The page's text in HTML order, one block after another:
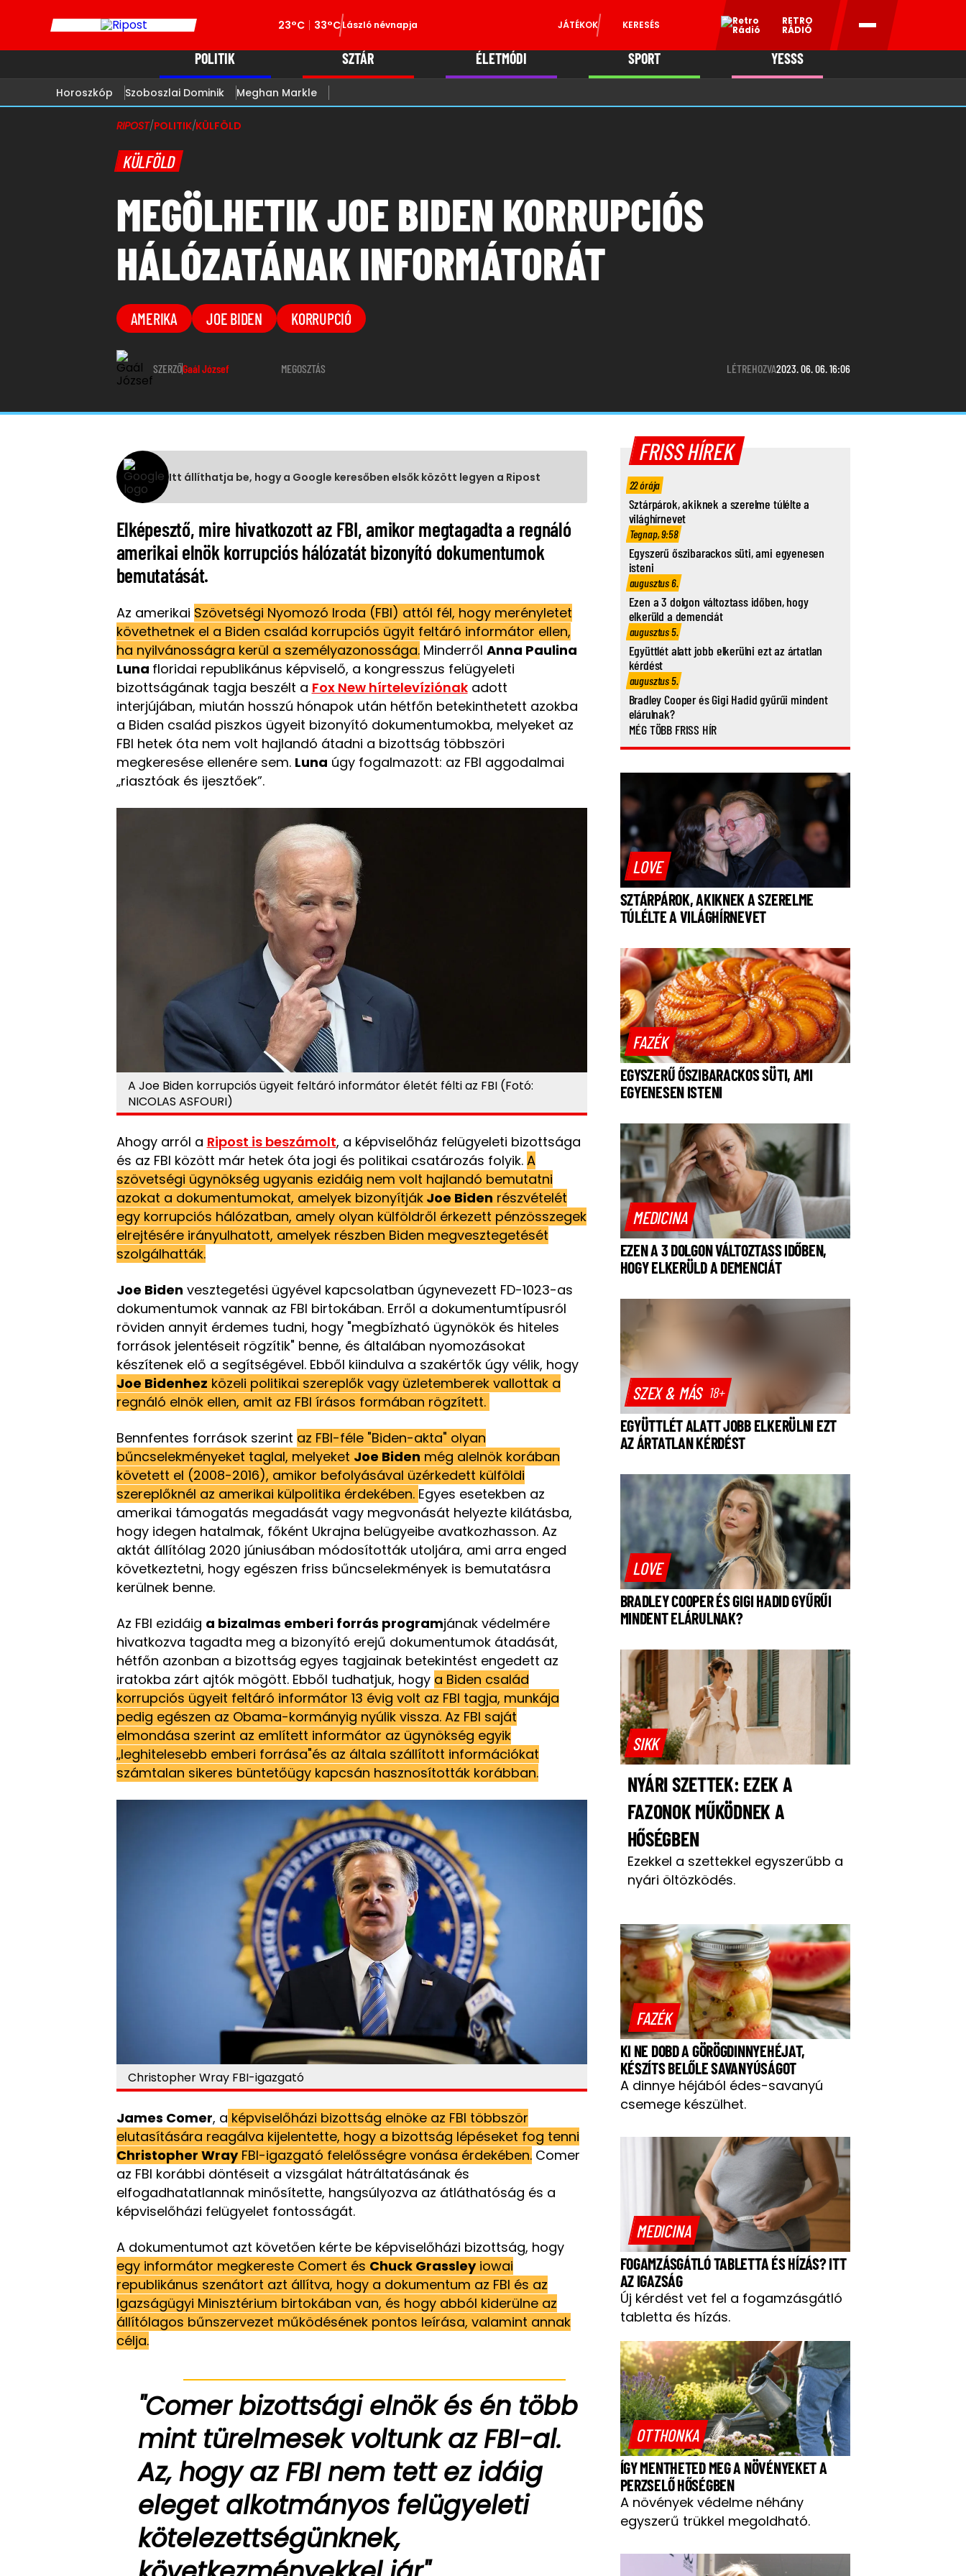
23°C 33°CLászló névnapja JÁTÉKOK KERESÉS RETRO
RÁDIÓ
POLITIK SZTÁR ÉLETMÓDI SPORT YESSS
Horoszkóp Szoboszlai Dominik Meghan Markle
RIPOST/POLITIK/KÜLFÖLD
KÜLFÖLD
MEGÖLHETIK JOE BIDEN KORRUPCIÓS
HÁLÓZATÁNAK INFORMÁTORÁT
AMERIKA JOE BIDEN KORRUPCIÓ
SZERZŐGaál József MEGOSZTÁS LÉTREHOZVA2023. 06. 06. 16:06
Itt állíthatja be, hogy a Google keresőben elsők között legyen a Ripost
Elképesztő, mire hivatkozott az FBI, amikor megtagadta a regnáló
amerikai elnök korrupciós hálózatát bizonyító dokumentumok
bemutatását.
Az amerikai Szövetségi Nyomozó Iroda (FBI) attól fél, hogy merényletet
követhetnek el a Biden család korrupciós ügyit feltáró informátor ellen,
ha nyilvánosságra kerül a személyazonossága.Minderről Anna Paulina
Luna floridai republikánus képviselő, a kongresszus felügyeleti
bizottságának tagja beszélt a Fox New hírtelevíziónakadott
interjújában, miután hosszú hónapok után hétfőn betekinthetett azokba
a Biden család piszkos ügyeit bizonyító dokumentumokba, melyeket az
FBI hetek óta nem volt hajlandó átadni a bizottság többszöri
megkeresése ellenére sem. Luna úgy fogalmazott: az FBI aggodalmai
„riasztóak és ijesztőek”.
A Joe Biden korrupciós ügyeit feltáró informátor életét félti az FBI (Fotó:
NICOLAS ASFOURI)
Ahogy arról a Ripost is beszámolt, a képviselőház felügyeleti bizottsága
és az FBI között már hetek óta jogi és politikai csatározás folyik. A
szövetségi ügynökség ugyanis ezidáig nem volt hajlandó bemutatni
azokat a dokumentumokat, amelyek bizonyítjákJoe Biden részvételét
egy korrupciós hálózatban, amely olyan külföldről érkezett pénzösszegek
elrejtésére irányulhatott, amelyek részben Biden megvesztegetését
szolgálhatták.
Joe Biden vesztegetési ügyével kapcsolatban úgynevezett FD-1023-as
dokumentumok vannak az FBI birtokában. Erről a dokumentumtípusról
röviden annyit érdemes tudni, hogy "megbízható ügynökök és hiteles
források jelentéseit rögzítik" benne, és általában nyomozásokat
készítenek elő a segítségével. Ebből kiindulva a szakértők úgy vélik, hogy
Joe Bidenhez közeli politikai szereplők vagy üzletemberek vallottak a
regnáló elnök ellen, amit az FBI írásos formában rögzített.
Bennfentes források szerint az FBI-féle "Biden-akta" olyan
bűncselekményeket taglal, melyeket Joe Biden még alelnök korában
követett el (2008-2016), amikor befolyásával üzérkedett külföldi
szereplőknél az amerikai külpolitika érdekében. Egyes esetekben az
amerikai támogatás megadását vagy megvonását helyezte kilátásba,
hogy idegen hatalmak, főként Ukrajna belügyeibe avatkozhasson. Az
aktát állítólag 2020 júniusában módosították utoljára, ami arra enged
következtetni, hogy egészen friss bűncselekmények is bemutatásra
kerülnek benne.
Az FBI ezidáig a bizalmas emberi forrás programjának védelmére
hivatkozva tagadta meg a bizonyító erejű dokumentumok átadását,
hétfőn azonban a bizottság egyes tagjainak betekintést engedett az
iratokba zárt ajtók mögött. Ebből tudhatjuk, hogy a Biden család
korrupciós ügyeit feltáró informátor 13 évig volt az FBI tagja, munkája
pedig egészen az Obama-kormányig nyúlik vissza. Az FBI saját
elmondása szerint az említett informátor az ügynökség egyik
„leghitelesebb emberi forrása"és az általa szállított információkat
számtalan sikeres büntetőügy kapcsán hasznosították korábban.
Christopher Wray FBI-igazgató
James Comer, a képviselőházi bizottság elnöke az FBI többször
elutasítására reagálva kijelentette, hogy a bizottság lépéseket fog tenni
Christopher WrayFBI-igazgató felelősségre vonása érdekében.Comer
az FBI korábbi döntéseit a vizsgálat hátráltatásának és
elfogadhatatlannak minősítette, hangsúlyozva az átláthatóság és a
képviselőházi felügyelet fontosságát.
A dokumentumot azt követően kérte be képviselőházi bizottság, hogy
egy informátor megkereste Comert és Chuck Grassleyiowai
republikánus szenátort azt állítva, hogy a dokumentum az FBI és az
Igazságügyi Minisztérium birtokában van, és hogy abból kiderülne az
állítólagos bűnszervezet működésének pontos leírása, valamint annak
célja.
"Comer bizottsági elnök és én több
mint türelmesek voltunk az FBI-al.
Az, hogy az FBI nem tett ez idáig
eleget alkotmányos felügyeleti
kötelezettségünknek,
FRISS HÍREK
22 órája
Sztárpárok, akiknek a szerelme túlélte a
világhírnevet
Tegnap, 9:58
Egyszerű őszibarackos süti, ami egyenesen
isteni
augusztus 6.
Ezen a 3 dolgon változtass időben, hogy
elkerüld a demenciát
augusztus 5.
Együttlét alatt jobb elkerülni ezt az ártatlan
kérdést
augusztus 5.
Bradley Cooper és Gigi Hadid gyűrűi mindent
elárulnak?
MÉG TÖBB FRISS HÍR
LOVE
SZTÁRPÁROK, AKIKNEK A SZERELME
TÚLÉLTE A VILÁGHÍRNEVET
FAZÉK
EGYSZERŰ ŐSZIBARACKOS SÜTI, AMI
EGYENESEN ISTENI
MEDICINA
EZEN A 3 DOLGON VÁLTOZTASS IDŐBEN,
HOGY ELKERÜLD A DEMENCIÁT
SZEX & MÁS 18+
EGYÜTTLÉT ALATT JOBB ELKERÜLNI EZT
AZ ÁRTATLAN KÉRDÉST
LOVE
BRADLEY COOPER ÉS GIGI HADID GYŰRŰI
MINDENT ELÁRULNAK?
SIKK
NYÁRI SZETTEK: EZEK A
FAZONOK MŰKÖDNEK A
HŐSÉGBEN
Ezekkel a szettekkel egyszerűbb a
nyári öltözködés.
FAZÉK
KI NE DOBD A GÖRÖGDINNYEHÉJAT,
KÉSZÍTS BELŐLE SAVANYÚSÁGOT
A dinnye héjából édes-savanyú
csemege készülhet.
MEDICINA
FOGAMZÁSGÁTLÓ TABLETTA ÉS HÍZÁS? ITT
AZ IGAZSÁG
Új kérdést vet fel a fogamzásgátló
tabletta és hízás.
OTTHONKA
ÍGY MENTHETED MEG A NÖVÉNYEKET A
PERZSELŐ HŐSÉGBEN
A növények védelme néhány
egyszerű trükkel megoldható.